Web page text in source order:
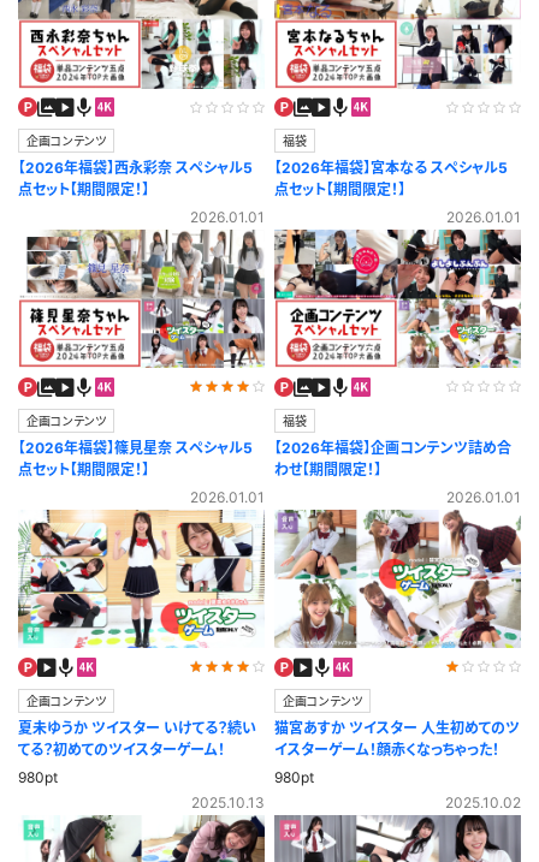
企画コンテンツ
【2026年福袋】西永彩奈 スペシャル5
点セット【期間限定！】
2026.01.01
福袋
【2026年福袋】宮本なる スペシャル5
点セット【期間限定！】
2026.01.01
企画コンテンツ
【2026年福袋】篠見星奈 スペシャル5
点セット【期間限定！】
2026.01.01
福袋
【2026年福袋】企画コンテンツ詰め合
わせ【期間限定！】
2026.01.01
企画コンテンツ
夏未ゆうか ツイスター いけてる？続い
てる？初めてのツイスターゲーム！
980pt
2025.10.13
企画コンテンツ
猫宮あすか ツイスター 人生初めてのツ
イスターゲーム！顔赤くなっちゃった！
980pt
2025.10.02